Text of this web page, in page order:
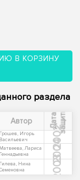
В КОРЗИНУ
раздела
Автор Д
а
т
а
з
а
щ
и
ты
Грошев, Игорь
Васильевич
2002
Матвеева, Лариса
Геннадьевна
2004
Гилева, Нина
2003